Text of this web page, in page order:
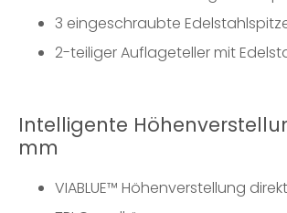
3 eingeschraubte
2-teiliger Auflageteller mit
Intelligente
mm
VIABLUE™ Höhenverstellung